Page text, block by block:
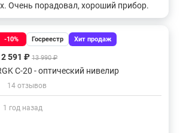
Очень порадовал, хороший прибор.
-10% Госреестр Хит продаж
591 ₽ 13 990 ₽
C-20 - оптический нивелир
14 отзывов
1 год назад